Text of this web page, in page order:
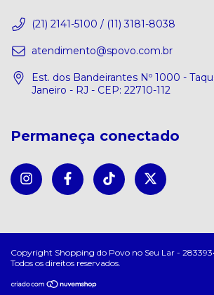
(21) 2141-5100 / (11) 3181-8038
atendimento@spovo.com.br
Est. dos Bandeirantes Nº 1000 -
Janeiro - RJ - CEP: 22710-112
Permaneça conectado
Copyright Shopping do Povo no Seu Lar -
Todos os direitos reservados.